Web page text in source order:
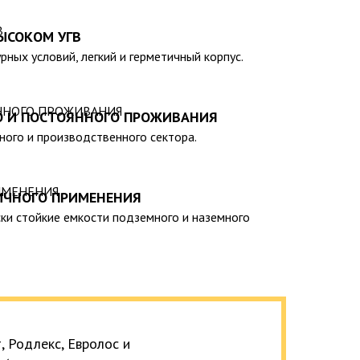
спецтехники отсутствует необходимость).
от ваших индивидуальных предпочтений
сертифицирована на соответствие
ее безопасность эксплуатации и
УГВ
условий, легкий и герметичный корпус.
И ПОСТОЯННОГО ПРОЖИВАНИЯ
и производственного сектора.
ПРИМЕНЕНИЯ
стойкие емкости подземного и наземного
Евролос и